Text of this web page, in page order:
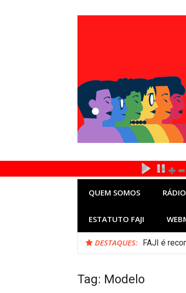
QUEM SOMOS
ESTATUTO FAJI
DESTAQUES: FAJI é
Tag: Modelo